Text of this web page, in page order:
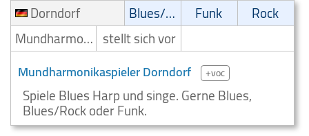
Dorndorf
Blues/Swing Funk
Rock
Mundharmonikaspieler stellt sich vor
Mundharmonikaspieler Dorndorf +voc
Spiele Blues Harp und singe. Gerne Blues,
Blues/Rock oder Funk.